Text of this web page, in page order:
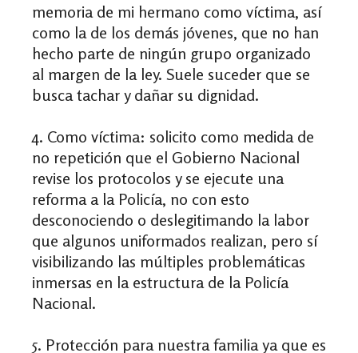
memoria de mi hermano como víctima, así
como la de los demás jóvenes, que no han
hecho parte de ningún grupo organizado
al margen de la ley. Suele suceder que se
busca tachar y dañar su dignidad.
4. Como víctima: solicito como medida de
no repetición que el Gobierno Nacional
revise los protocolos y se ejecute una
reforma a la Policía, no con esto
desconociendo o deslegitimando la labor
que algunos uniformados realizan, pero sí
visibilizando las múltiples problemáticas
inmersas en la estructura de la Policía
Nacional.
5. Protección para nuestra familia ya que es